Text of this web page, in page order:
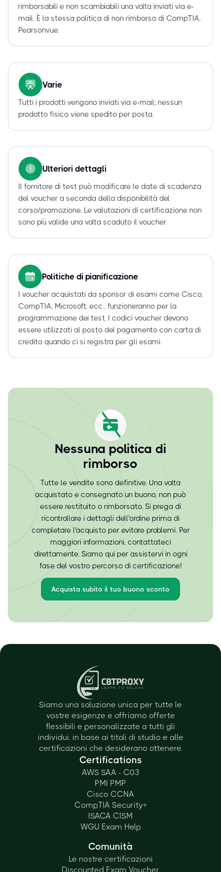
rimborsabili e non scambiabili una volta inviati via e-
mail. È la stessa politica di non rimborso di CompTIA,
Pearsonvue.
Varie
Tutti i prodotti vengono inviati via e-mail; nessun
prodotto fisico viene spedito per posta.
Ulteriori dettagli
Il fornitore di test può modificare le date di scadenza
del voucher a seconda della disponibilità del
corso/promozione. Le valutazioni di certificazione non
sono più valide una volta scaduto il voucher.
Politiche di pianificazione
I voucher acquistati da sponsor di esami come Cisco,
CompTIA, Microsoft, ecc., funzioneranno per la
programmazione dei test. I codici voucher devono
essere utilizzati al posto del pagamento con carta di
credito quando ci si registra per gli esami.
Nessuna politica di
rimborso
Tutte le vendite sono definitive. Una volta
acquistato e consegnato un buono, non può
essere restituito o rimborsato. Si prega di
ricontrollare i dettagli dell'ordine prima di
completare l'acquisto per evitare problemi. Per
maggiori informazioni, contattateci
direttamente. Siamo qui per assistervi in ogni
fase del vostro percorso di certificazione!
Acquista subito il tuo buono sconto
Siamo una soluzione unica per tutte le
vostre esigenze e offriamo offerte
flessibili e personalizzate a tutti gli
individui, in base ai titoli di studio e alle
certificazioni che desiderano ottenere.
Certifications
AWS SAA - C03
PMI PMP
Cisco CCNA
CompTIA Security+
ISACA CISM
WGU Exam Help
Comunità
Le nostre certificazioni
Discounted Exam Voucher